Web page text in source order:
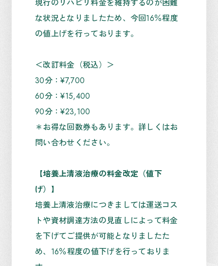
現行のリハビリ料金を維持するのが困難
な状況となりましたため、今回16％程度
の値上げを行っております。
＜改訂料金（税込）＞
30分：¥7,700
60分：¥15,400
90分：¥23,100
＊お得な回数券もあります。詳しくはお
問い合わせください。
【培養上清液治療の料金改定（値下
げ）】
培養上清液治療につきましては運送コス
トや資材調達方法の見直しによって料金
を下げてご提供が可能となりましたた
め、16％程度の値下げを行っておりま